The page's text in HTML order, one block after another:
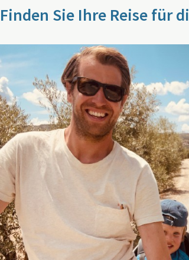
Finden Sie Ihre Reise für